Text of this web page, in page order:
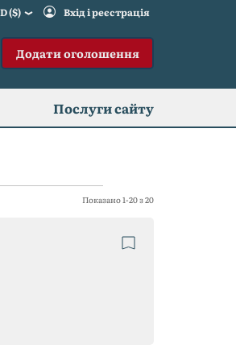
($) Вхід і реєстрація
Додати оголошення
Послуги сайту
Показано 1-20 з 20